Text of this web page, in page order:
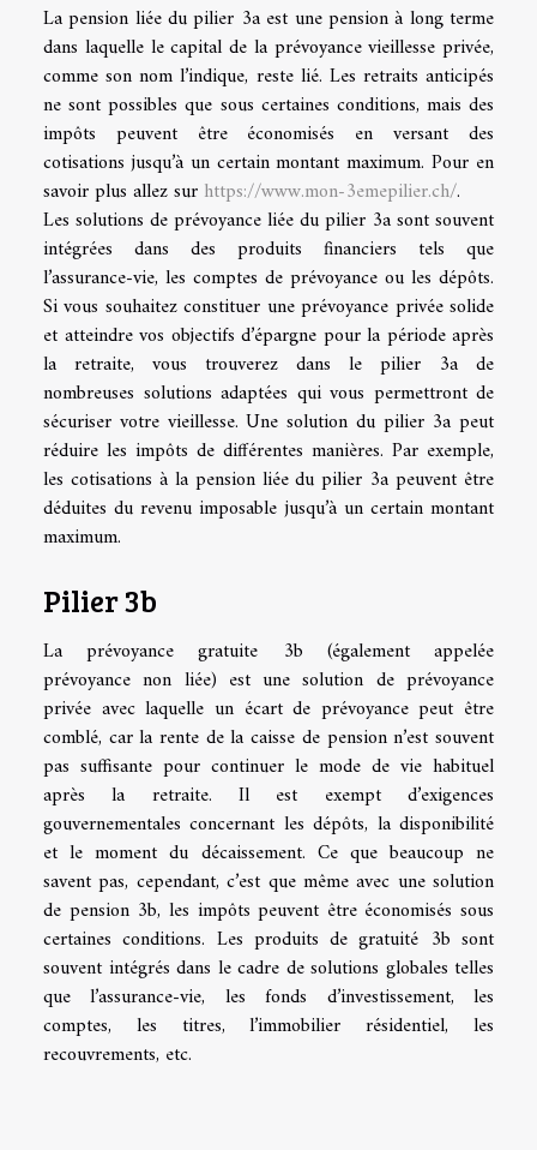
La pension liée du pilier 3a est une pension à long terme
dans laquelle le capital de la prévoyance vieillesse privée,
comme son nom l’indique, reste lié. Les retraits anticipés
ne sont possibles que sous certaines conditions, mais des
impôts peuvent être économisés en versant des
cotisations jusqu’à un certain montant maximum. Pour en
savoir plus allez sur https://www.mon-3emepilier.ch/.
Les solutions de prévoyance liée du pilier 3a sont souvent
intégrées dans des produits financiers tels que
l’assurance-vie, les comptes de prévoyance ou les dépôts.
Si vous souhaitez constituer une prévoyance privée solide
et atteindre vos objectifs d’épargne pour la période après
la retraite, vous trouverez dans le pilier 3a de
nombreuses solutions adaptées qui vous permettront de
sécuriser votre vieillesse. Une solution du pilier 3a peut
réduire les impôts de différentes manières. Par exemple,
les cotisations à la pension liée du pilier 3a peuvent être
déduites du revenu imposable jusqu’à un certain montant
maximum.
Pilier 3b
La prévoyance gratuite 3b (également appelée
prévoyance non liée) est une solution de prévoyance
privée avec laquelle un écart de prévoyance peut être
comblé, car la rente de la caisse de pension n’est souvent
pas suffisante pour continuer le mode de vie habituel
après la retraite. Il est exempt d’exigences
gouvernementales concernant les dépôts, la disponibilité
et le moment du décaissement. Ce que beaucoup ne
savent pas, cependant, c’est que même avec une solution
de pension 3b, les impôts peuvent être économisés sous
certaines conditions. Les produits de gratuité 3b sont
souvent intégrés dans le cadre de solutions globales telles
que l’assurance-vie, les fonds d’investissement, les
comptes, les titres, l’immobilier résidentiel, les
recouvrements, etc.